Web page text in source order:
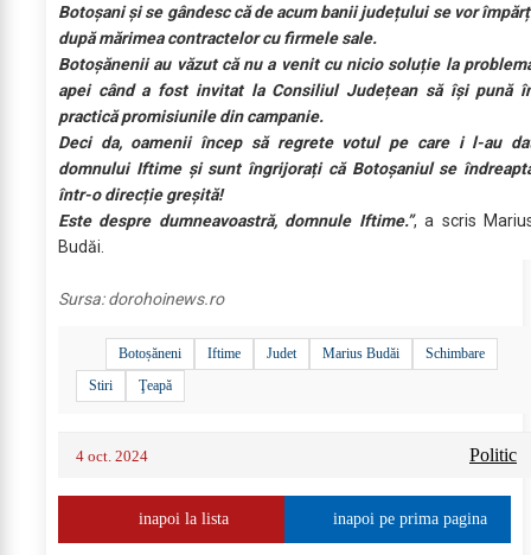
Botoșani și se gândesc că de acum banii județului se vor
după mărimea contractelor cu firmele sale.
Botoșănenii au văzut că nu a venit cu nicio soluție la
apei când a fost invitat la Consiliul Județean să își pună
practică promisiunile din campanie.
⁠Deci da, oamenii încep să regrete votul pe care i l-au
domnului Iftime și sunt îngrijorați că Botoșaniul se
într-o direcție greșită!
Este despre dumneavoastră, domnule Iftime.”, a scris
Budăi.
Sursa:dorohoinews.ro
Botoșăneni Iftime Judet Marius Budăi
Schimbare
Stiri
Ţeapă
4 oct. 2024 Politic
inapoi la lista inapoi pe prima pagina